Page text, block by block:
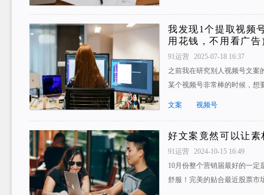
我发现1个提取视频
用花钱，不用看广告
91运营
2025-07-18 16:37
之前我在研究别人视频号文案
某个视频号非常棒的时候，
文案 视频号
好文案竟然可以让
91运营 2024-10-15 16:49
10月份整个营销届最好的一
舒服！完美的贴合最近股票